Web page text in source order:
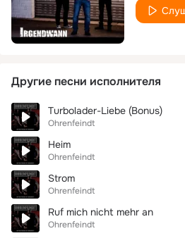
Другие песни исполнителя
Turbolader-Liebe (Bonus)
Ohrenfeindt
Heim
Ohrenfeindt
Strom
Ohrenfeindt
Ruf mich nicht mehr an
Ohrenfeindt